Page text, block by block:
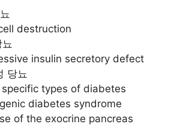
destruction
insulin secretory defect
당뇨
types of diabetes
diabetes syndrome
of the exocrine pancreas